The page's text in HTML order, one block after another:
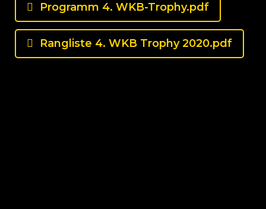
Programm 4. WKB-Trophy.pdf
Rangliste 4. WKB Trophy 2020.pdf